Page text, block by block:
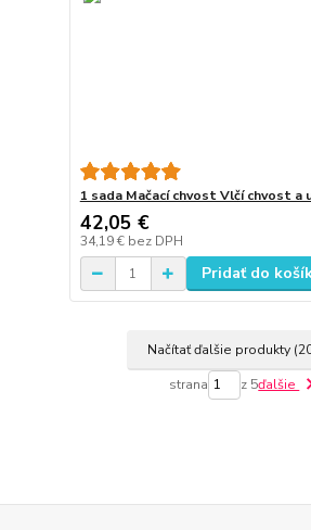
1 sada Mačací chvost Vlčí chvost a
42,05 €
34,19 € bez DPH
Pridať do
Načítať ďalšie produkty
strana z 5ďalšie